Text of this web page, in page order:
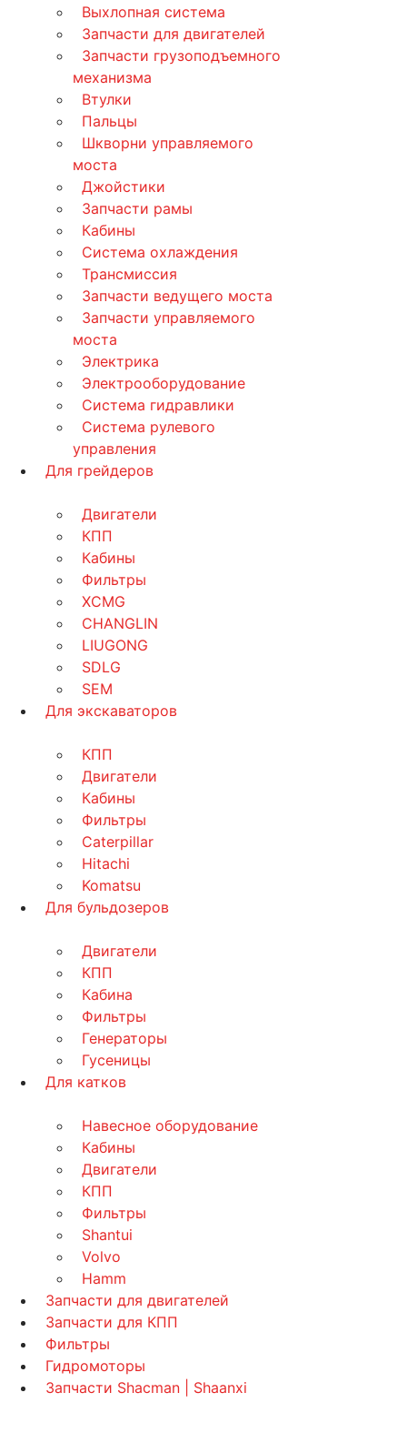
Выхлопная система
Запчасти для двигателей
Запчасти грузоподъемного
механизма
Втулки
Пальцы
Шкворни управляемого
моста
Джойстики
Запчасти рамы
Кабины
Система охлаждения
Трансмиссия
Запчасти ведущего моста
Запчасти управляемого
моста
Электрика
Электрооборудование
Система гидравлики
Система рулевого
управления
Для грейдеров
Двигатели
КПП
Кабины
Фильтры
XCMG
CHANGLIN
LIUGONG
SDLG
SEM
Для экскаваторов
КПП
Двигатели
Кабины
Фильтры
Caterpillar
Hitachi
Komatsu
Для бульдозеров
Двигатели
КПП
Кабина
Фильтры
Генераторы
Гусеницы
Для катков
Навесное оборудование
Кабины
Двигатели
КПП
Фильтры
Shantui
Volvo
Hamm
Запчасти для двигателей
Запчасти для КПП
Фильтры
Гидромоторы
Запчасти Shacman | Shaanxi